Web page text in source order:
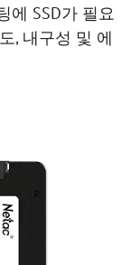
에 SSD가 필요
, 내구성 및 에